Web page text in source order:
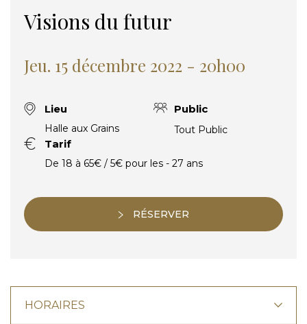
Visions du futur
Jeu. 15 décembre 2022 - 20h00
Lieu
Halle aux Grains
Public
Tout Public
Tarif
De 18 à 65€ / 5€ pour les - 27 ans
RÉSERVER
HORAIRES